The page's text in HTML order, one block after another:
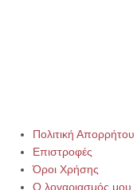
Πολιτική Απορρήτου
Επιστροφές
Όροι Χρήσης
Ο λογαριασμός μου